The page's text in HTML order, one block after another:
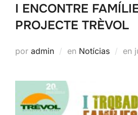
I ENCONTRE
PROJECTE TRÈVOL
por admin en Notícias en